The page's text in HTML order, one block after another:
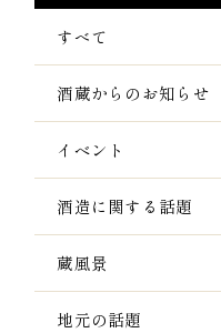
すべて
酒蔵からのお知らせ
イベント
酒造に関する話題
蔵風景
地元の話題